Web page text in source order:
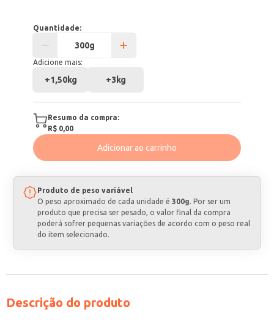
Quantidade:
Adicione mais:
+1,50kg +3kg
Resumo da compra:
R$ 0,00
Adicionar ao carrinho
Produto de peso variável
O peso aproximado de cada unidade é 300g. Por ser um
produto que precisa ser pesado, o valor final da compra
poderá sofrer pequenas variações de acordo com o peso real
do item selecionado.
Descrição do produto